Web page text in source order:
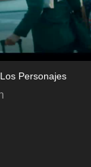
Personajes